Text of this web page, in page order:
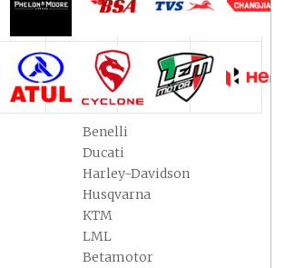
Benelli
Ducati
Harley-Davidson
Husqvarna
KTM
LML
Betamotor